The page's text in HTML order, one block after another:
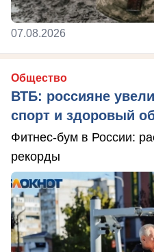
07.08.2026
Общество
ВТБ: россияне
спорт и здоровый
Фитнес-бум в России:
рекорды